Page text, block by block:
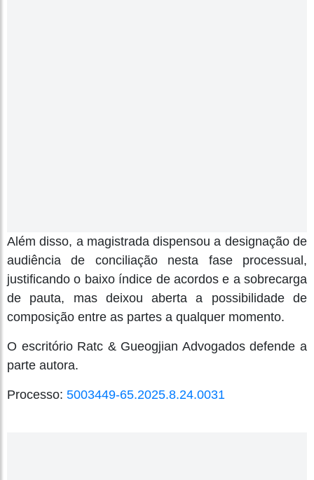
Além disso, a magistrada dispensou a designação de
audiência de conciliação nesta fase processual,
justificando o baixo índice de acordos e a sobrecarga
de pauta, mas deixou aberta a possibilidade de
composição entre as partes a qualquer momento.
O escritório Ratc & Gueogjian Advogados defende a
parte autora.
Processo: 5003449-65.2025.8.24.0031